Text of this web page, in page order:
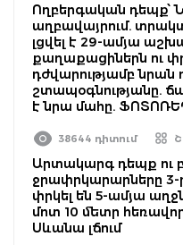
Ողբերգական դեպք՝
աղբավայրում.
լցվել է 29-ամյա
քաղաքացիներն ու
դժվարությամբ նրան
շտապօգնությանը.
է նրա մահը.
38644 դիտում
Արտակարգ դեպք ու
ջրափրկարարները 3-
փրկել են 5-ամյա
մոտ 10 մետր
Սևանա լճում